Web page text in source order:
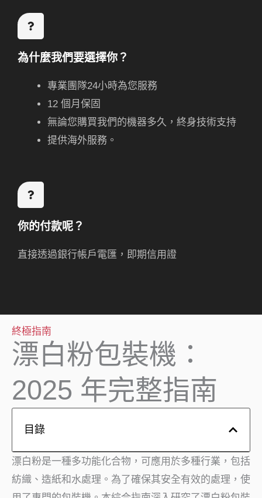
為什麼我們要選擇你？
專業團隊24小時為您服務
12 個月保固
無論您購買我們的機器多久，終身技術支持
提供海外服務。
你的付款呢？
直接透過銀行帳戶電匯，即期信用證
終極指南
漂白粉包裝機：
2025 年完整指南
目錄
漂白粉是一種多功能化合物，可應用於多種行業，包括
紡織、造紙和水處理。為了確保其安全有效的處理，使